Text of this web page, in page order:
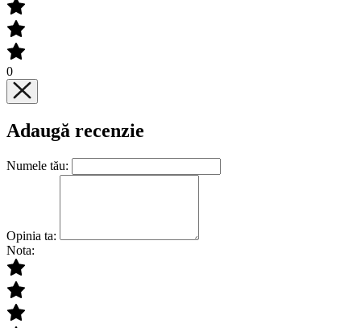
0
Adaugă recenzie
Numele tău:
Opinia ta:
Nota: